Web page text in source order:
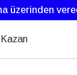
üzerinden